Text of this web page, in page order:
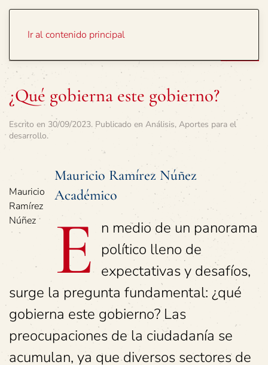
Ir al contenido principal
¿Qué gobierna este gobierno?
Escrito en 30/09/2023. Publicado en Análisis, Aportes para el
desarrollo.
Mauricio
Ramírez
Núñez
Mauricio Ramírez Núñez
Académico
E n medio de un panorama
político lleno de
expectativas y desafíos,
surge la pregunta fundamental: ¿qué
gobierna este gobierno? Las
preocupaciones de la ciudadanía se
acumulan, ya que diversos sectores de